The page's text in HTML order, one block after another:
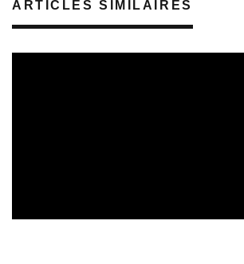
ARTICLES SIMILAIRES